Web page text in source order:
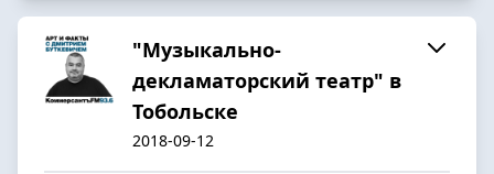
"Музыкально-
декламаторский театр" в
Тобольске
2018-09-12